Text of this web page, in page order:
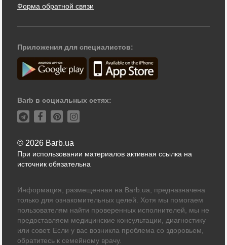
Форма обратной связи
Приложения для специалистов:
Barb в социальных сетях:
© 2026 Barb.ua
При использовании материалов активная ссылка на
источник обязательна
Информация, размещенная на Barb.ua, предназначена
только для ознакомительных целей. Хотя мы помогаем
пользователям найти проверенных исполнителей, мы не
предоставляем медицинские консультации, диагностику
или совет. Если у вас возникла проблема со здоровьем,
обратитесь к семейному врачу.